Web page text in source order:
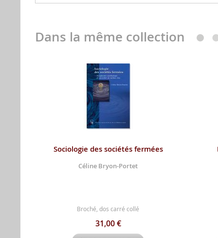
Dans la même collection
Sociologie des sociétés fermées
Céline Bryon-Portet
Broché, dos carré collé
31,00 €